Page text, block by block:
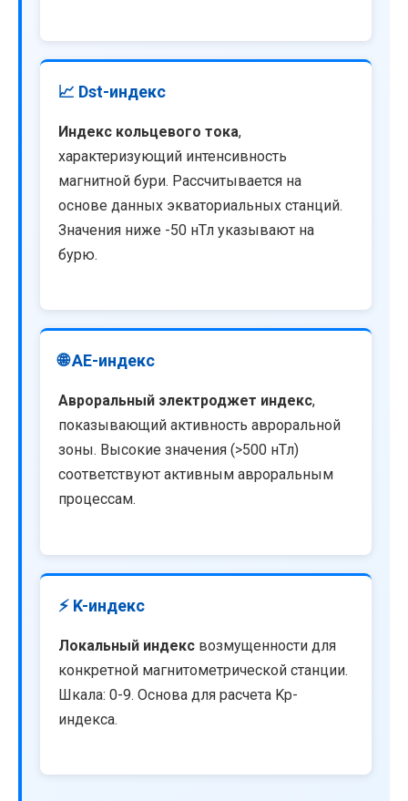
📈 Dst-индекс
Индекс кольцевого тока,
характеризующий интенсивность
магнитной бури. Рассчитывается на
основе данных экваториальных станций.
Значения ниже -50 нТл указывают на
бурю.
🌐 AE-индекс
Авроральный электроджет индекс,
показывающий активность авроральной
зоны. Высокие значения (>500 нТл)
соответствуют активным авроральным
процессам.
⚡ K-индекс
Локальный индекс возмущенности для
конкретной магнитометрической станции.
Шкала: 0-9. Основа для расчета Kp-
индекса.